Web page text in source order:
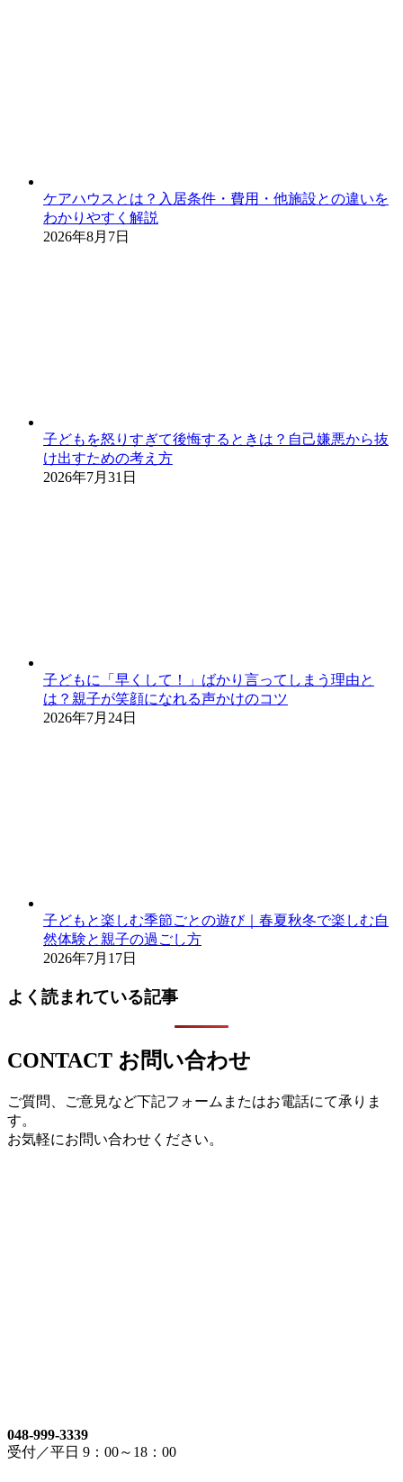
ケアハウスとは？入居条件・費用・他施設との違いを
わかりやすく解説
2026年8月7日
子どもを怒りすぎて後悔するときは？自己嫌悪から抜
け出すための考え方
2026年7月31日
子どもに「早くして！」ばかり言ってしまう理由と
は？親子が笑顔になれる声かけのコツ
2026年7月24日
子どもと楽しむ季節ごとの遊び｜春夏秋冬で楽しむ自
然体験と親子の過ごし方
2026年7月17日
よく読まれている記事
CONTACT お問い合わせ
ご質問、ご意見など下記フォームまたはお電話にて承りま
す。
お気軽にお問い合わせください。
048-999-3339
受付／平日 9：00～18：00